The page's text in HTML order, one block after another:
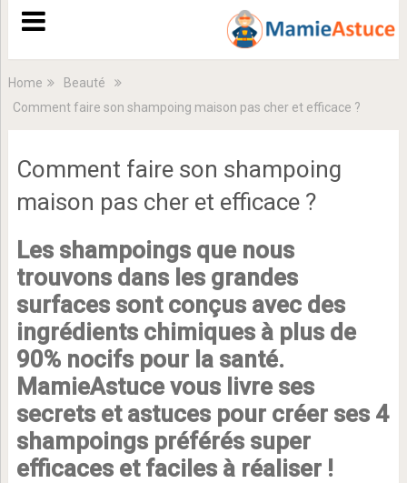
Home
Beauté
Comment faire son shampoing maison pas cher et efficace ?
Comment faire son shampoing
maison pas cher et efficace ?
Les shampoings que nous
trouvons dans les grandes
surfaces sont conçus avec des
ingrédients chimiques à plus de
90% nocifs pour la santé.
MamieAstuce vous livre ses
secrets et astuces pour créer ses 4
shampoings préférés super
efficaces et faciles à réaliser !